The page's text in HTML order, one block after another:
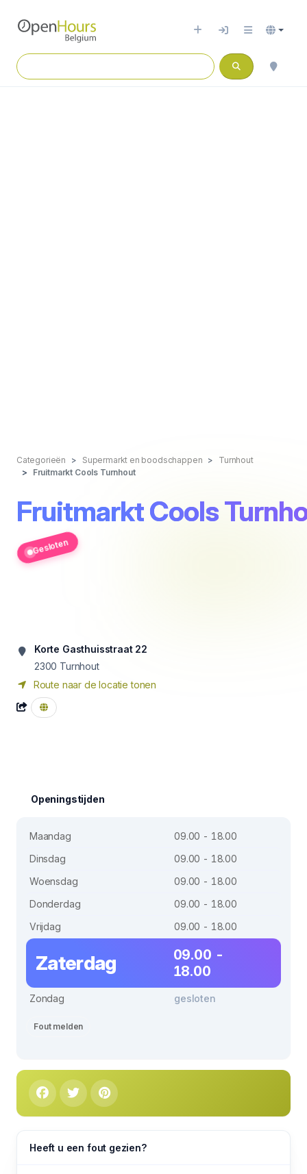
Categorieën Supermarkt en boodschappen
Turnhout
Fruitmarkt Cools Turnhout
Fruitmarkt Cools
Gesloten
Korte Gasthuisstraat 22
2300 Turnhout
Route naar de locatie tonen
Openingstijden
Maandag
09.00 - 18.00
Dinsdag
09.00 - 18.00
Woensdag
09.00 - 18.00
Donderdag
09.00 - 18.00
Vrijdag
09.00 - 18.00
Zaterdag
09.00 -
18.00
Zondag gesloten
Fout melden
Heeft u een fout gezien?